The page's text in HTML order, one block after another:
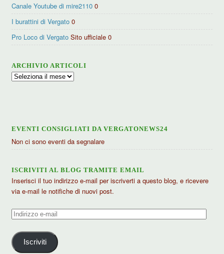
Canale Youtube di mire2110 0
I burattini di Vergato 0
Pro Loco di Vergato Sito ufficiale 0
ARCHIVIO ARTICOLI
Archivio
EVENTI CONSIGLIATI DA VERGATONEWS24
Non ci sono eventi da segnalare
ISCRIVITI AL BLOG TRAMITE EMAIL
Inserisci il tuo indirizzo e-mail per iscriverti a questo blog, e ricevere
via e-mail le notifiche di nuovi post.
Indirizzo
mail
Iscriviti